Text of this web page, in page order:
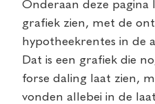
Onderaan deze pagina
grafiek zien, met de
hypotheekrentes in de
Dat is een grafiek die
forse daling laat zien,
vonden allebei in de